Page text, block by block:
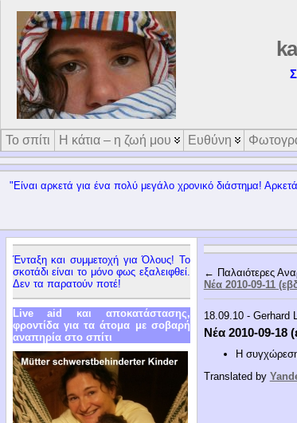
Το σπίτι Η κάτια – η ζωή μου Ευθύνη
"Είναι αρκετά για ένα πολύ μεγάλο χρονικό διάστημα!
Ένταξη και συμμετοχή για Όλους! Το
σκοτάδι είναι το μόνο φως εξαλειφθεί.
Δεν τα παρατούν ποτέ!
Live aid και αποκατάστασης,
φροντίδα για τα άτομα με σοβαρή
αναπηρία στο σπίτι
← Παλαιότερες
Νέα 2010-09-11
18.09.10 - Gerhard
Νέα 2010-09-18
Η συγχώρεση
Translated by